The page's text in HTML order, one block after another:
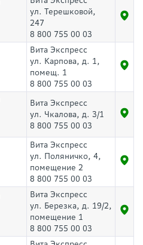
ул. Терешковой,
247
8 800 755 00 03
Вита Экспресс
ул. Карпова, д. 1,
помещ. 1
8 800 755 00 03
Вита Экспресс
ул. Чкалова, д. 3/1
8 800 755 00 03
Вита Экспресс
ул. Поляничко, 4,
помещение 2
8 800 755 00 03
Вита Экспресс
ул. Березка, д. 19/2,
помещение 1
8 800 755 00 03